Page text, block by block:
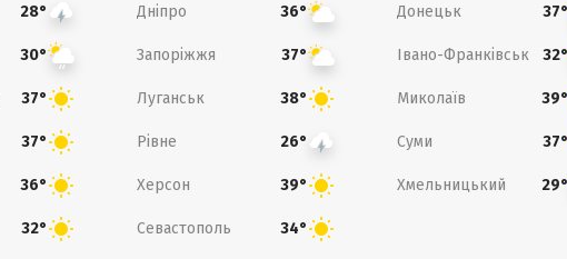
28° Дніпро 36° Донецьк 37°
30° Запоріжжя 37° Івано-Франківськ 32°
37° Луганськ 38° Миколаїв 39°
37° Рівне 26° Суми 37°
36° Херсон 39° Хмельницький 29°
32° Севастополь 34°